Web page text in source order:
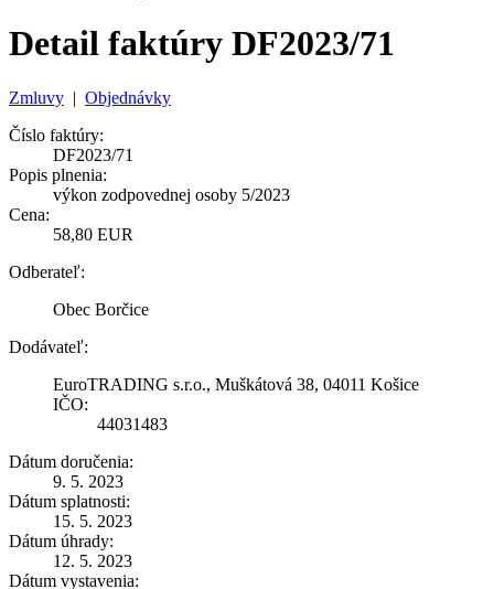
Detail faktúry DF2023/71
Zmluvy | Objednávky
Číslo faktúry:
DF2023/71
Popis plnenia:
výkon zodpovednej osoby 5/2023
Cena:
58,80 EUR
Odberateľ:
Obec Borčice
Dodávateľ:
EuroTRADING s.r.o., Muškátová 38, 04011 Košice
IČO:
44031483
Dátum doručenia:
9. 5. 2023
Dátum splatnosti:
15. 5. 2023
Dátum úhrady:
12. 5. 2023
Dátum vystavenia: